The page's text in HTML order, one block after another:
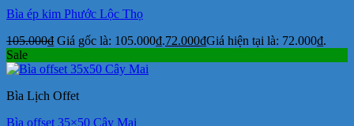
Bìa ép kim Phước Lộc Thọ
105.000₫ Giá gốc là: 105.000₫.72.000₫Giá hiện tại là: 72.000₫.
Sale
Bìa Lịch Offet
Bìa offset 35×50 Cây Mai